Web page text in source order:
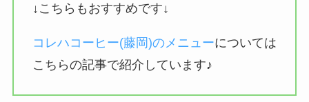
↓こちらもおすすめです↓
コレハコーヒー(藤岡)のメニューについては
こちらの記事で紹介しています♪